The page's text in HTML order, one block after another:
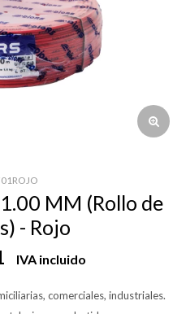
MM (Rollo de
- Rojo
IVA incluido
comerciales, industriales.